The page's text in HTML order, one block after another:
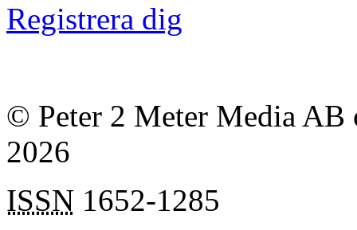
Registrera dig
© Peter 2 Meter Media AB
2026
ISSN 1652-1285